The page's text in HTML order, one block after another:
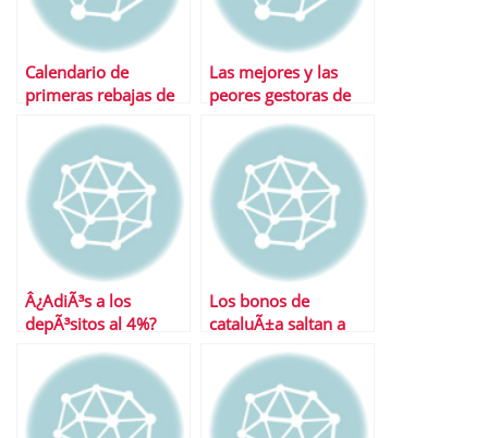
Calendario de
primeras rebajas de
Las mejores y las
peores gestoras de
Â¿AdiÃ³s a los
depÃ³sitos al 4%?
Los bonos de
cataluÃ±a saltan a